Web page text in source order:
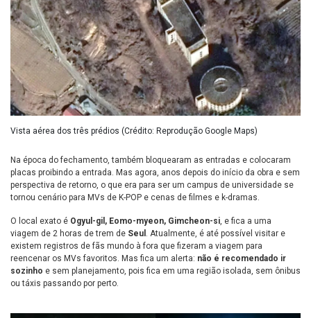
Vista aérea dos três prédios (Crédito: Reprodução Google Maps)
Na época do fechamento, também bloquearam as entradas e colocaram
placas proibindo a entrada. Mas agora, anos depois do início da obra e sem
perspectiva de retorno, o que era para ser um campus de universidade se
tornou cenário para MVs de K-POP e cenas de filmes e k-dramas.
O local exato é Ogyul-gil, Eomo-myeon, Gimcheon-si, e fica a uma
viagem de 2 horas de trem de Seul . Atualmente, é até possível visitar e
existem registros de fãs mundo à fora que fizeram a viagem para
reencenar os MVs favoritos. Mas fica um alerta: não é recomendado ir
sozinho e sem planejamento, pois fica em uma região isolada, sem ônibus
ou táxis passando por perto.